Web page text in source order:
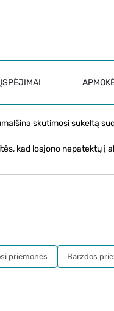
ĮSPĖJIMAI
skutimosi sukeltą
kad losjono nepatektų į
priemonės Barzdos